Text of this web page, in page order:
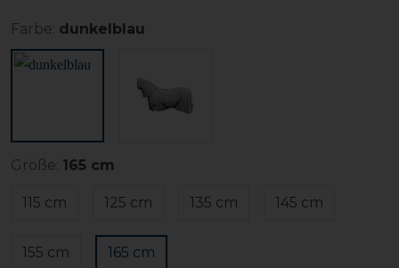
Farbe: dunkelblau
Größe: 165 cm
115 cm 125 cm 135 cm 145 cm
155 cm 165 cm